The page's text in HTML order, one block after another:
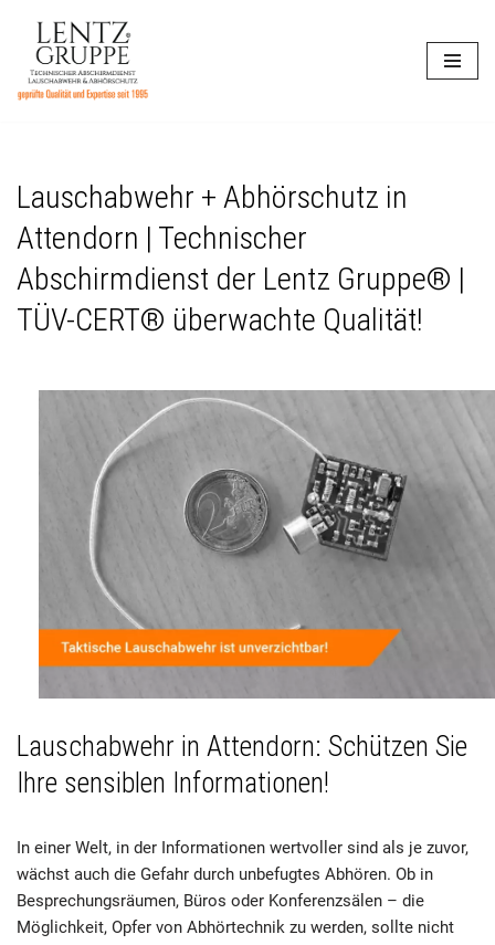
Zum
Inhalt
Lauschabwehr + Abhörschutz in
Attendorn | Technischer
Abschirmdienst der Lentz Gruppe® |
TÜV-CERT® überwachte Qualität!
Lauschabwehr in Attendorn: Schützen Sie
Ihre sensiblen Informationen!
In einer Welt, in der Informationen wertvoller sind als je zuvor,
wächst auch die Gefahr durch unbefugtes Abhören. Ob in
Besprechungsräumen, Büros oder Konferenzsälen – die
Möglichkeit, Opfer von Abhörtechnik zu werden, sollte nicht